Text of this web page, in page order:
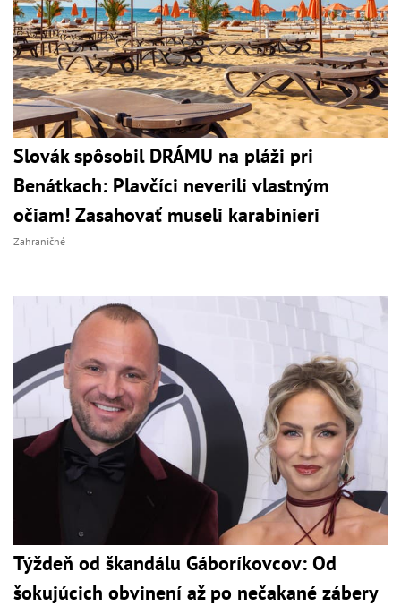
Slovák spôsobil DRÁMU na pláži pri
Benátkach: Plavčíci neverili vlastným
očiam! Zasahovať museli karabinieri
Zahraničné
Týždeň od škandálu Gáboríkovcov: Od
šokujúcich obvinení až po nečakané zábery